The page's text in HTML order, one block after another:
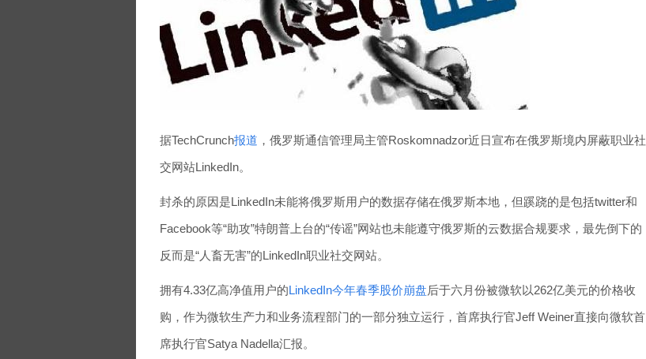
据TechCrunch报道 ，俄罗斯通信管理局主管Roskomnadzor近日宣布在俄罗斯境内屏蔽职业社
交网站LinkedIn。
封杀的原因是LinkedIn未能将俄罗斯用户的数据存储在俄罗斯本地，但蹊跷的是包括twitter和
Facebook等“助攻”特朗普上台的“传谣”网站也未能遵守俄罗斯的云数据合规要求，最先倒下的
反而是“人畜无害”的LinkedIn职业社交网站。
拥有4.33亿高净值用户的LinkedIn今年春季股价崩盘后于六月份被微软以262亿美元的价格收
购，作为微软生产力和业务流程部门的一部分独立运行，首席执行官Jeff Weiner直接向微软首
席执行官Satya Nadella汇报。